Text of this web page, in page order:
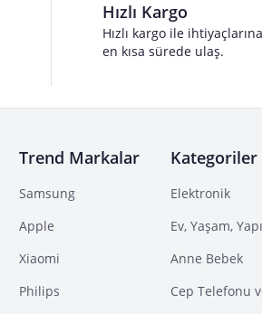
Hızlı Kargo
Hızlı kargo ile ihtiyaçlarına
en kısa sürede ulaş.
Trend Markalar
Samsung
Apple
Xiaomi
Philips
Kategoriler
Elektronik
Ev, Yaşam,
Anne Bebek
Cep Telefonu